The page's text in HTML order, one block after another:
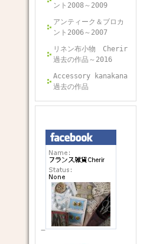
ント2008～2009
アンティーク＆ブロカ
ント2006～2007
リネン布小物 Cherir
過去の作品～2016
Accessory kanakana
過去の作品